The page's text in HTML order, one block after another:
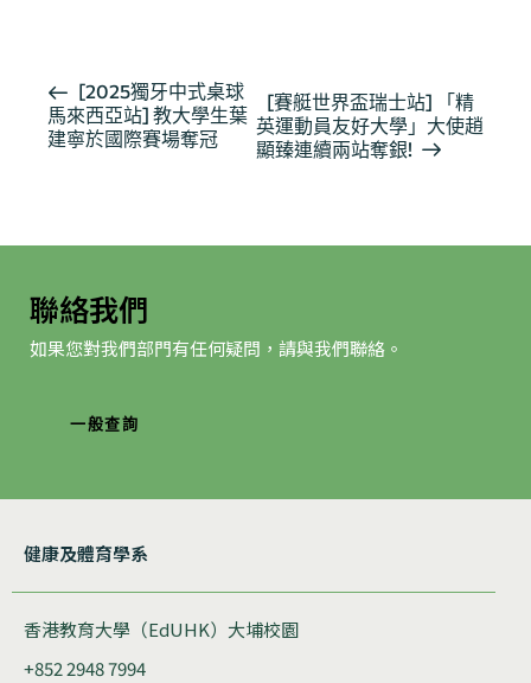
活
動
导
[2025獨牙中式桌球
馬來西亞站] 教大學生葉
建寧於國際賽場奪冠
[賽艇世界盃瑞士站] 「精
英運動員友好大學」大使趙
顯臻連續兩站奪銀!
聯絡我們
如果您對我們部門有任何疑問，請與我們聯絡。
一般查詢
健康及體育學系
香港教育大學（EdUHK）大埔校園
+852 2948 7994